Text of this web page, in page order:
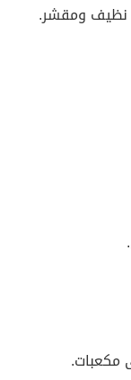
نظيف ومقشر.
مكعبات.